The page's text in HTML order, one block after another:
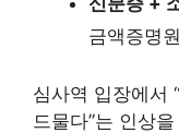
금액증명원
심사역 입장에서
드물다”는 인상